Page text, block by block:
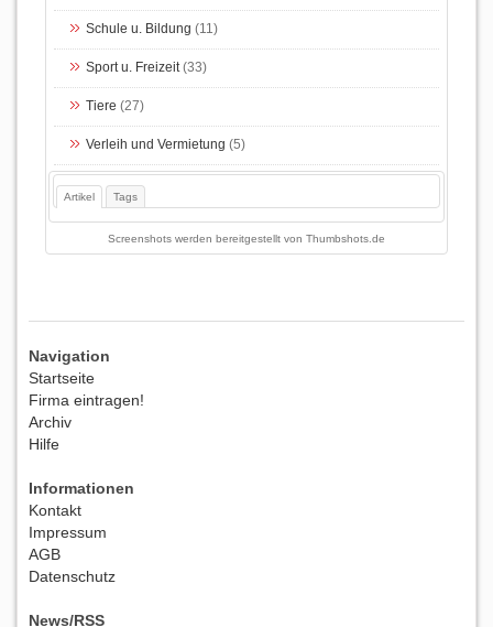
Schule u. Bildung (11)
Sport u. Freizeit(33)
Tiere (27)
Verleih und Vermietung (5)
Artikel Tags
Screenshots werden bereitgestellt von Thumbshots.de
Navigation
Startseite
Firma eintragen!
Archiv
Hilfe
Informationen
Kontakt
Impressum
AGB
Datenschutz
News/RSS